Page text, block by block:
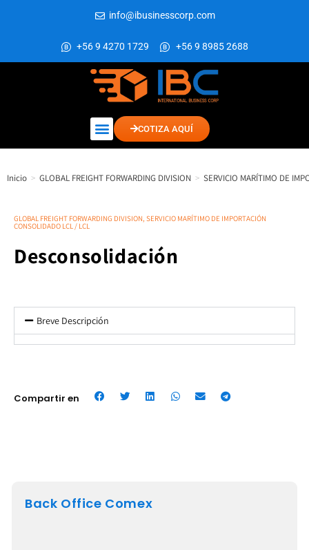
info@ibusinesscorp.com
+56 9 4270 1729 +56 9 8985 2688
COTIZA AQUÍ
Inicio > GLOBAL FREIGHT FORWARDING DIVISION > SERVICIO MARÍTIMO DE
GLOBAL FREIGHT FORWARDING DIVISION SERVICIO MARÍTIMO DE IMPORTACIÓN
CONSOLIDADO LCL / LCL
Desconsolidación
Breve Descripción
Compartir en
Back Office Comex